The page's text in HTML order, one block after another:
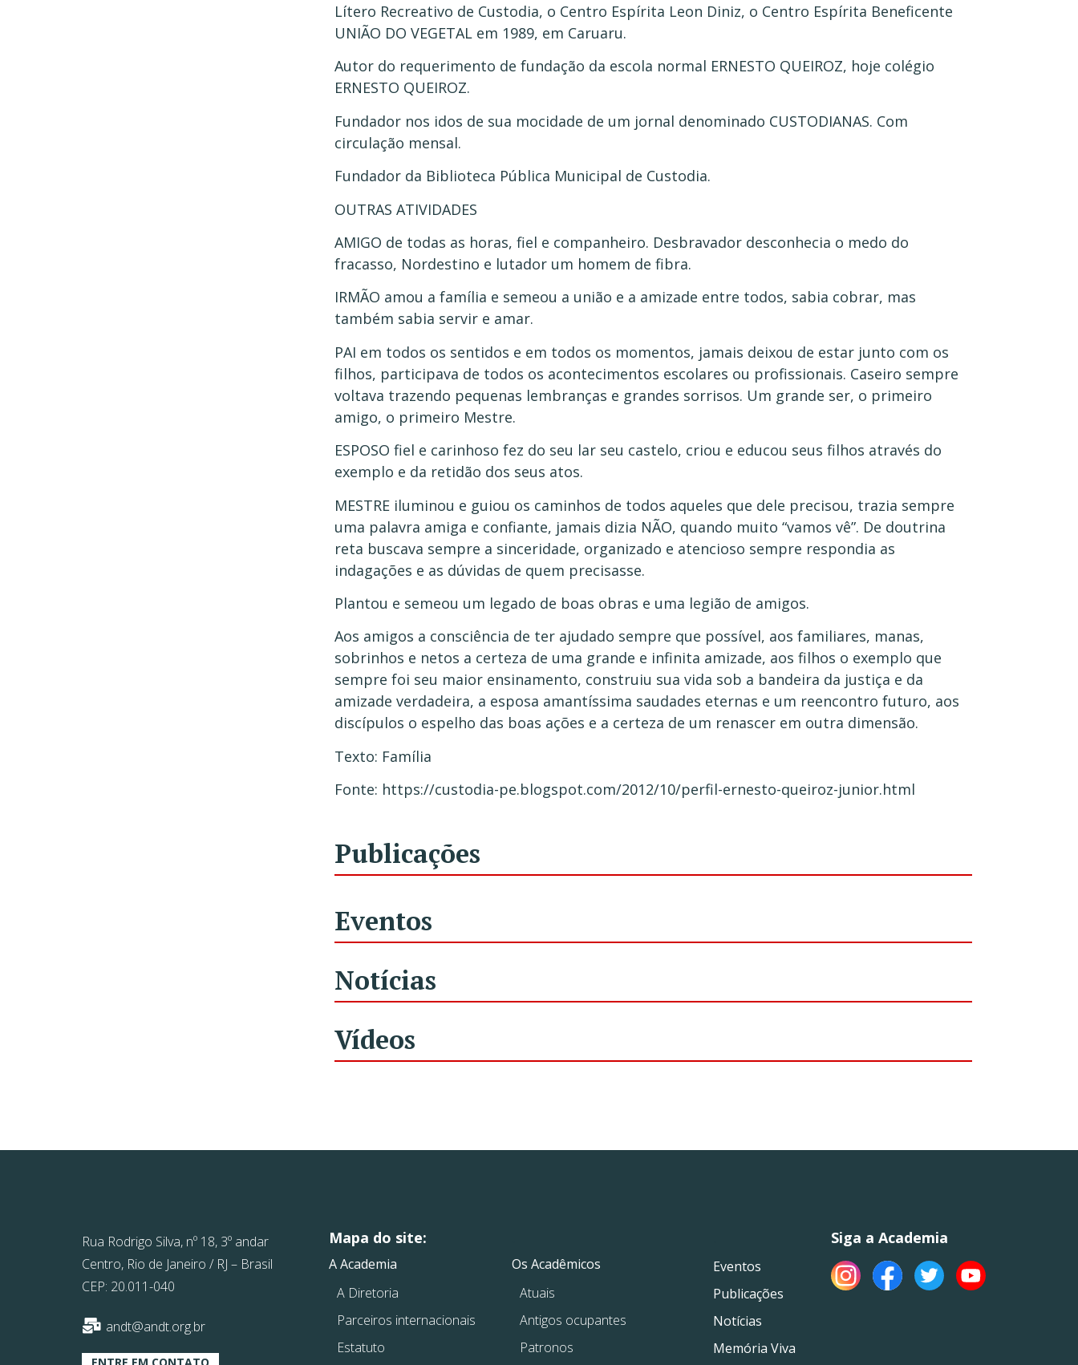
Lítero Recreativo de Custodia, o Centro Espírita Leon Diniz, o Centro Espírita Beneficente
UNIÃO DO VEGETAL em 1989, em Caruaru.
Autor do requerimento de fundação da escola normal ERNESTO QUEIROZ, hoje colégio
ERNESTO QUEIROZ.
Fundador nos idos de sua mocidade de um jornal denominado CUSTODIANAS. Com
circulação mensal.
Fundador da Biblioteca Pública Municipal de Custodia.
OUTRAS ATIVIDADES
AMIGO de todas as horas, fiel e companheiro. Desbravador desconhecia o medo do
fracasso, Nordestino e lutador um homem de fibra.
IRMÃO amou a família e semeou a união e a amizade entre todos, sabia cobrar, mas
também sabia servir e amar.
PAI em todos os sentidos e em todos os momentos, jamais deixou de estar junto com os
filhos, participava de todos os acontecimentos escolares ou profissionais. Caseiro sempre
voltava trazendo pequenas lembranças e grandes sorrisos. Um grande ser, o primeiro
amigo, o primeiro Mestre.
ESPOSO fiel e carinhoso fez do seu lar seu castelo, criou e educou seus filhos através do
exemplo e da retidão dos seus atos.
MESTRE iluminou e guiou os caminhos de todos aqueles que dele precisou, trazia sempre
uma palavra amiga e confiante, jamais dizia NÃO, quando muito “vamos vê”. De doutrina
reta buscava sempre a sinceridade, organizado e atencioso sempre respondia as
indagações e as dúvidas de quem precisasse.
Plantou e semeou um legado de boas obras e uma legião de amigos.
Aos amigos a consciência de ter ajudado sempre que possível, aos familiares, manas,
sobrinhos e netos a certeza de uma grande e infinita amizade, aos filhos o exemplo que
sempre foi seu maior ensinamento, construiu sua vida sob a bandeira da justiça e da
amizade verdadeira, a esposa amantíssima saudades eternas e um reencontro futuro, aos
discípulos o espelho das boas ações e a certeza de um renascer em outra dimensão.
Texto: Família
Fonte: https://custodia-pe.blogspot.com/2012/10/perfil-ernesto-queiroz-junior.html
Publicações
Eventos
Notícias
Vídeos
Rua Rodrigo Silva, nº 18, 3º andar
Centro, Rio de Janeiro / RJ – Brasil
CEP: 20.011-040
andt@andt.org.br
Mapa do site:
A Academia
A Diretoria
Parceiros internacionais
Estatuto
Os Acadêmicos
Atuais
Antigos ocupantes
Patronos
Eventos
Publicações
Notícias
Memória Viva
Siga a Academia